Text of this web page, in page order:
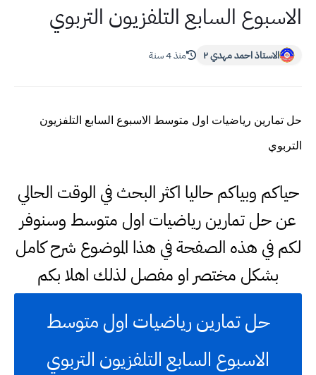
الاسبوع السابع التلفزيون التربوي
الاستاذ احمد مهدي ٢ منذ 4 سنة
حل تمارين رياضيات اول متوسط الاسبوع السابع التلفزيون
التربوي
حياكم وبياكم حاليا اكثر البحث في الوقت الحالي
عن حل تمارين رياضيات اول متوسط وسنوفر
لكم في هذه الصفحة في هذا الموضوع شرح كامل
بشكل مختصر او مفصل لذلك اهلا بكم
حل تمارين رياضيات اول متوسط
الاسبوع السابع التلفزيون التربوي